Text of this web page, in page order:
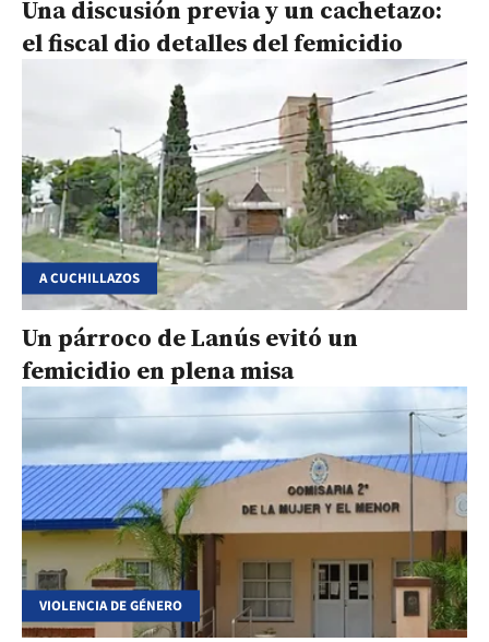
Una discusión previa y un cachetazo:
el fiscal dio detalles del femicidio
A CUCHILLAZOS
Un párroco de Lanús evitó un
femicidio en plena misa
VIOLENCIA DE GÉNERO